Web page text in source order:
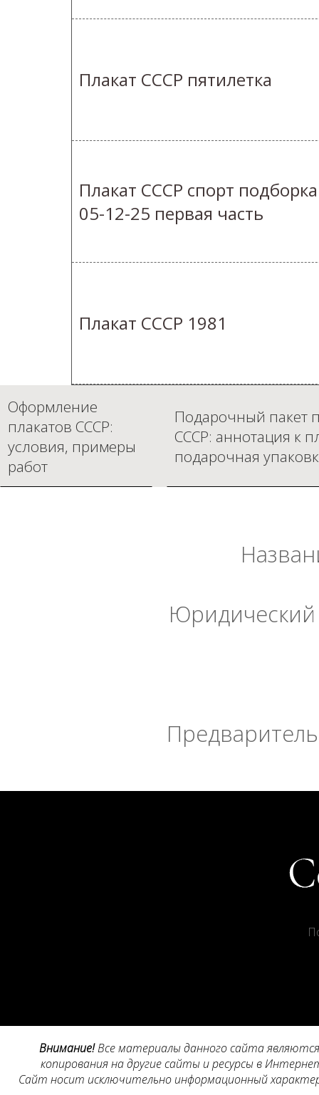
Плакат СССР пятилетка
Плакат СССР спорт подборка
05-12-25 первая часть
Плакат СССР 1981
Оформление
плакатов СССР:
условия, примеры
работ
Подарочный пакет
СССР: аннотация к
подарочная
Внимание!Все материалы данного сайта
копирования на другие сайты и ресурсы в
Сайт носит исключительно информационный